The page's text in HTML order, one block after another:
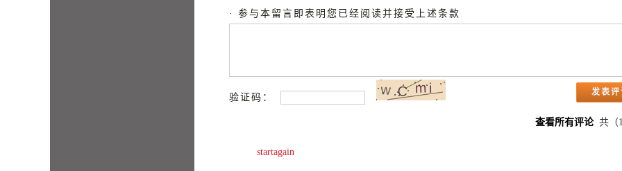
· 参与本留言即表明您已经阅读并接受上述条款
验证码：
查看所有评论共（1
startagain